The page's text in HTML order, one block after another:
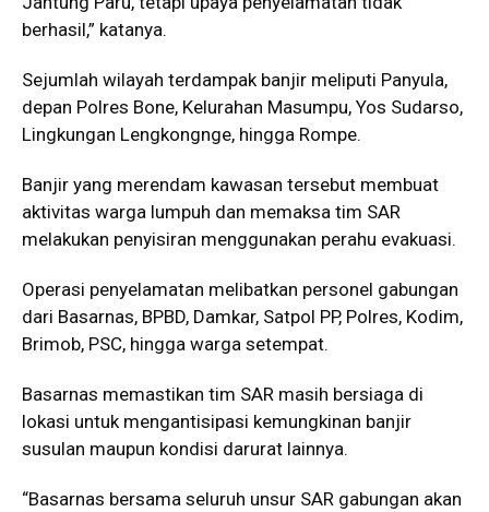
berhasil,” katanya.
Sejumlah wilayah terdampak banjir meliputi Panyula,
depan Polres Bone, Kelurahan Masumpu, Yos Sudarso,
Lingkungan Lengkongnge, hingga Rompe.
Banjir yang merendam kawasan tersebut membuat
aktivitas warga lumpuh dan memaksa tim SAR
melakukan penyisiran menggunakan perahu evakuasi.
Operasi penyelamatan melibatkan personel gabungan
dari Basarnas, BPBD, Damkar, Satpol PP, Polres, Kodim,
Brimob, PSC, hingga warga setempat.
Basarnas memastikan tim SAR masih bersiaga di
lokasi untuk mengantisipasi kemungkinan banjir
susulan maupun kondisi darurat lainnya.
“Basarnas bersama seluruh unsur SAR gabungan akan